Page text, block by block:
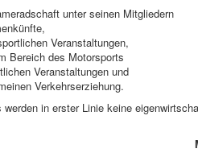
unter seinen Mitgliedern
Veranstaltungen,
Bereich des Motorsports
Veranstaltungen und
Verkehrserziehung.
in erster Linie keine